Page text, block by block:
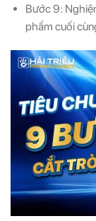
Bước 9:
phẩm cuối